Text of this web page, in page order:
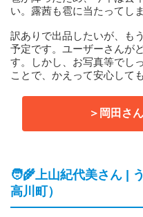
い。露茜も雹に当たってしま
訳ありで出品したいが、も
予定です。ユーザーさんが
す。しかし、お写真等でし
ことで、かえって安心して
＞岡田さ
🧑‍🌾上山紀代美さん |
高川町）